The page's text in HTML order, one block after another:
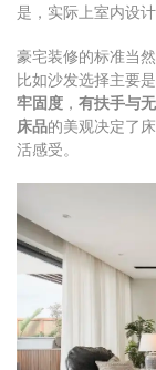
是，实际上室内设
豪宅装修的标准当
比如沙发选择主要是
牢固度 ， 有扶手与
床品的美观决定了
活感受。